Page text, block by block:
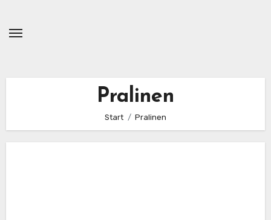
springen
Pralinen
Start Pralinen